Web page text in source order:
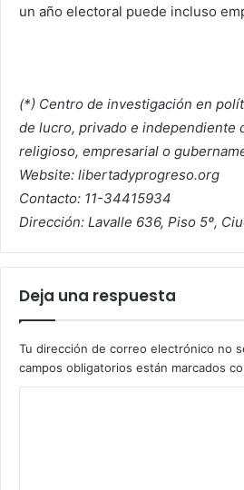
un año electoral puede incluso
(*) Centro de investigación en
de lucro, privado e independiente
religioso, empresarial o
Website: libertadyprogreso.org
Contacto: 11-34415934
Dirección: Lavalle 636, Piso 5º,
Deja una respuesta
Tu dirección de correo electrónico no
campos obligatorios están marcados